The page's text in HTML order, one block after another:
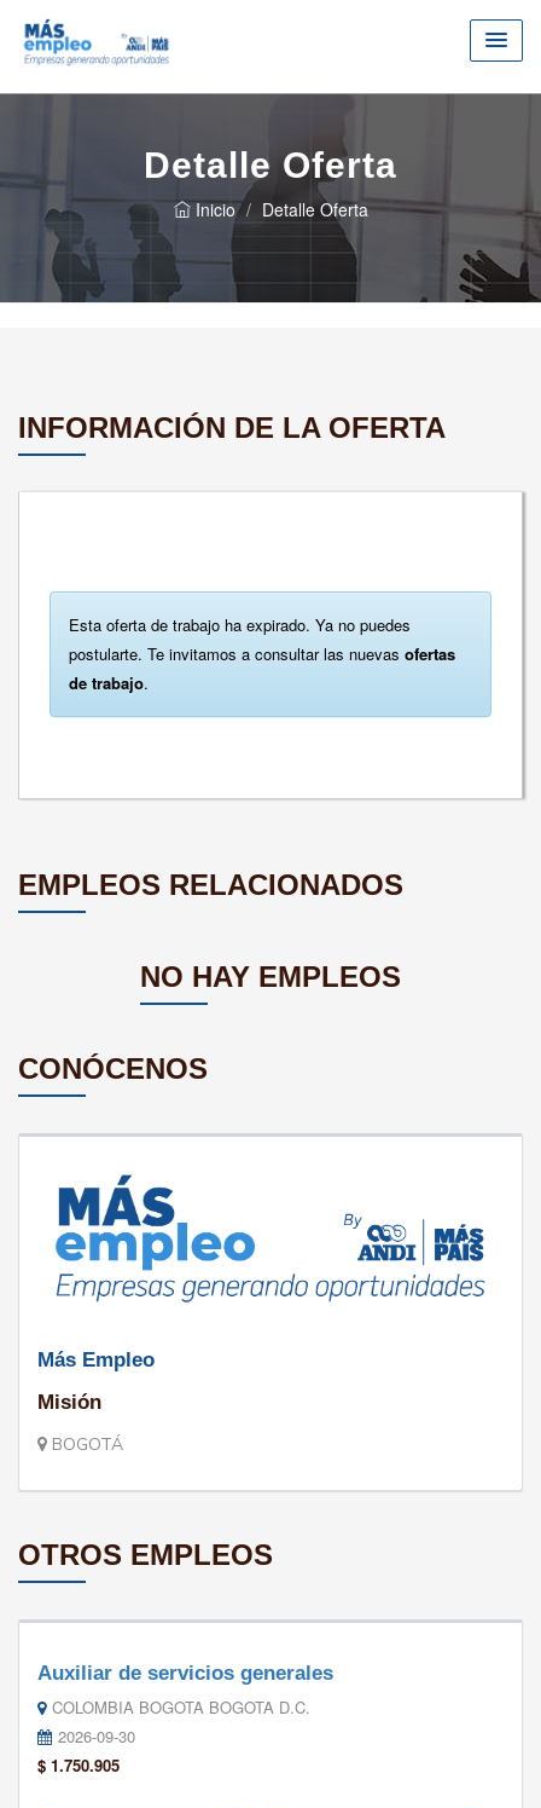
Detalle Oferta
Inicio Detalle Oferta
INFORMACIÓN DE LA OFERTA
Esta oferta de trabajo ha expirado. Ya no puedes
postularte. Te invitamos a consultar las nuevas ofertas
de trabajo.
EMPLEOS RELACIONADOS
NO HAY EMPLEOS
CONÓCENOS
Más Empleo
Misión
BOGOTÁ
OTROS EMPLEOS
Auxiliar de servicios generales
COLOMBIA BOGOTA BOGOTA D.C.
2026-09-30
$ 1.750.905